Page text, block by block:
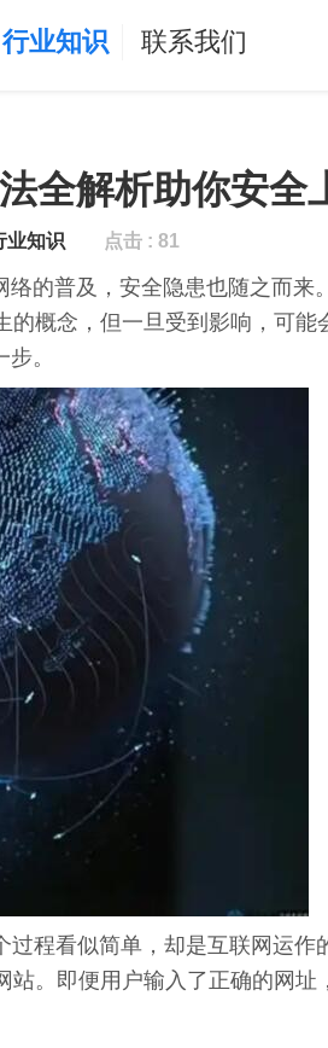
行业知识 联系我们
全解析助你安全
业知识 点击 : 81
的普及，安全隐患也随之而来
概念，但一旦受到影响，可能
。
程看似简单，却是互联网运作
。即便用户输入了正确的网址